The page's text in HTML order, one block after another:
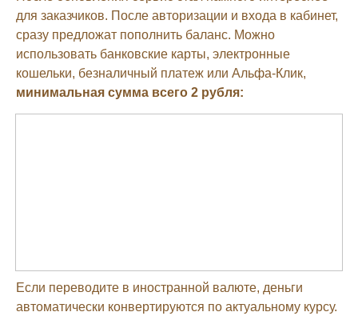
для заказчиков. После авторизации и входа в кабинет,
сразу предложат пополнить баланс. Можно
использовать банковские карты, электронные
кошельки, безналичный платеж или Альфа-Клик,
минимальная сумма всего 2 рубля:
Если переводите в иностранной валюте, деньги
автоматически конвертируются по актуальному курсу.